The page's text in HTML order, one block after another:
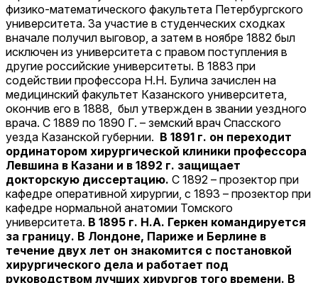
физико-математического факультета Петербургского
университета. За участие в студенческих сходках
вначале получил выговор, а затем в ноябре 1882 был
исключен из университета с правом поступления в
другие российские университеты. В 1883 при
содействии профессора Н.Н. Булича зачислен на
медицинский факультет Казанского университета,
окончив его в 1888, был утвержден в звании уездного
врача. С 1889 по 1890 Г. – земский врач Спасского
уезда Казанской губернии. В 1891 г. он переходит
ординатором хирургической клиники профессора
Левшина в Казани и в 1892 г. защищает
докторскую диссертацию. C 1892 – прозектор при
кафедре оперативной хирургии, с 1893 – прозектор при
кафедре нормальной анатомии Томского
университета. В 1895 г. Н.А. Геркен командируется
за границу. В Лондоне, Париже и Берлине в
течение двух лет он знакомится с постановкой
хирургического дела и работает под
руководством лучших хирургов того времени. В